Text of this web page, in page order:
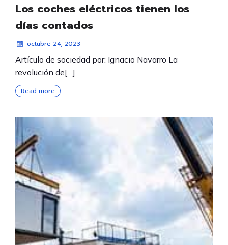
Los coches eléctricos tienen los
días contados
octubre 24, 2023
Artículo de sociedad por: Ignacio Navarro La
revolución de[…]
Read more